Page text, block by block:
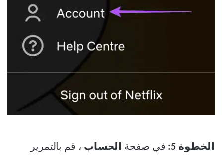
الخطوة 5: في صفحة الحساب ، قم بالتمرير